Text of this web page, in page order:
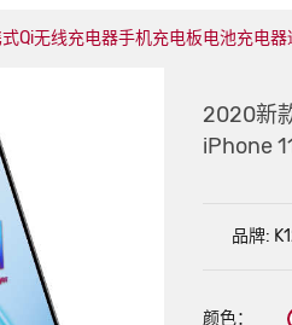
Qi无线充电器手机充电板电池充电器
2020新
iPhone
品牌:
颜色：